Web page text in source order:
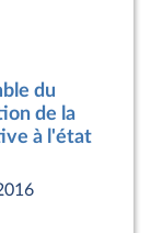
du
de la
à l'état